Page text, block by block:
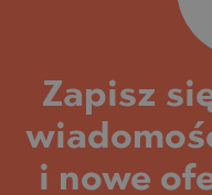
Zapisz
i nowe